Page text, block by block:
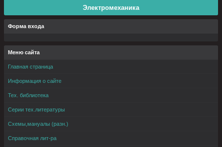
Электромеханика
Форма входа
Меню сайта
Главная страница
Информация о сайте
Тех. библиотека
Серии тех.литературы
Схемы,мануалы (разн.)
Справочная лит-ра